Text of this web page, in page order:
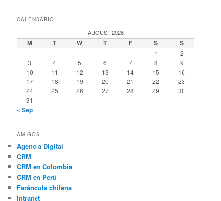
CALENDARIO
AUGUST 2026
M T W T F S S
1
2
3
4 5 6 7 8
9
10
11 12 13 14 15
16
17
18 19 20 21 22
23
24
25 26 27 28 29
30
31
« Sep
AMIGOS
Agencia Digital
CRM
CRM en Colombia
CRM en Perú
Farándula chilena
Intranet